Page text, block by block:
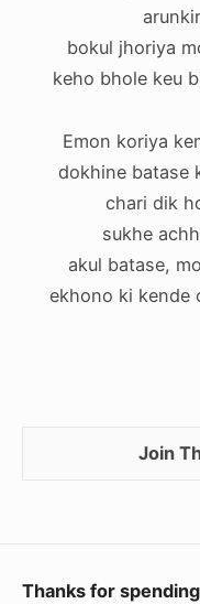
bokul jhoriya
keho bhole keu
Emon koriya
dokhine batase
chari dik
sukhe
akul batase,
ekhono ki kende
Join
Thanks for spending